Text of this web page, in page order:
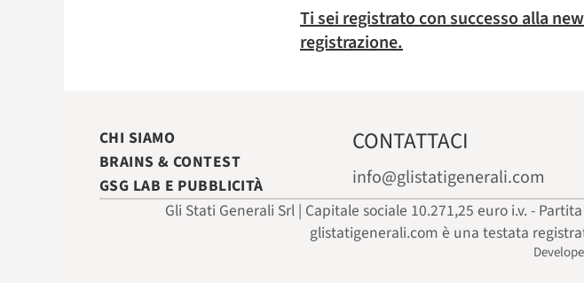
Ti sei registrato con successo alla
registrazione.
CHI SIAMO
BRAINS & CONTEST
GSG LAB E PUBBLICITÀ
CONTATTACI
info@glistatigenerali.com
Gli Stati Generali Srl | Capitale sociale 10.271,25 euro i.v. -
glistatigenerali.com è una testata